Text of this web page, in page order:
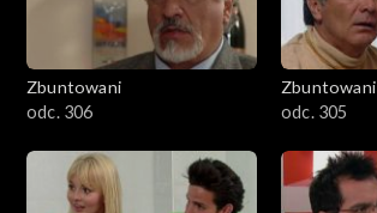
Zbuntowani
odc. 306
Zbuntowani
odc. 305